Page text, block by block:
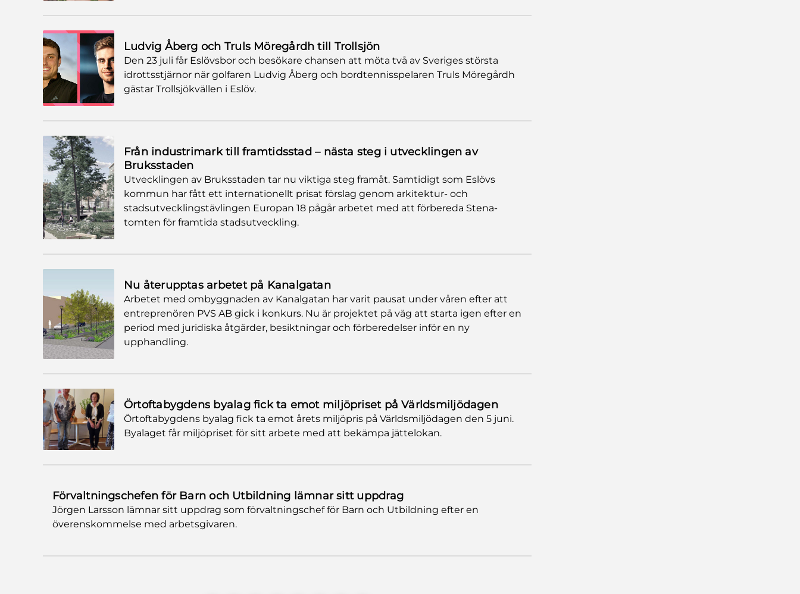
Ludvig Åberg och Truls Möregårdh till Trollsjön
Den 23 juli får Eslövsbor och besökare chansen att möta två av Sveriges största
idrottsstjärnor när golfaren Ludvig Åberg och bordtennisspelaren Truls Möregårdh
gästar Trollsjökvällen i Eslöv.
Från industrimark till framtidsstad – nästa steg i utvecklingen av
Bruksstaden
Utvecklingen av Bruksstaden tar nu viktiga steg framåt. Samtidigt som Eslövs
kommun har fått ett internationellt prisat förslag genom arkitektur- och
stadsutvecklingstävlingen Europan 18 pågår arbetet med att förbereda Stena-
tomten för framtida stadsutveckling.
Nu återupptas arbetet på Kanalgatan
Arbetet med ombyggnaden av Kanalgatan har varit pausat under våren efter att
entreprenören PVS AB gick i konkurs. Nu är projektet på väg att starta igen efter en
period med juridiska åtgärder, besiktningar och förberedelser inför en ny
upphandling.
Örtoftabygdens byalag fick ta emot miljöpriset på Världsmiljödagen
Örtoftabygdens byalag fick ta emot årets miljöpris på Världsmiljödagen den 5 juni.
Byalaget får miljöpriset för sitt arbete med att bekämpa jättelokan.
Förvaltningschefen för Barn och Utbildning lämnar sitt uppdrag
Jörgen Larsson lämnar sitt uppdrag som förvaltningschef för Barn och Utbildning efter en
överenskommelse med arbetsgivaren.